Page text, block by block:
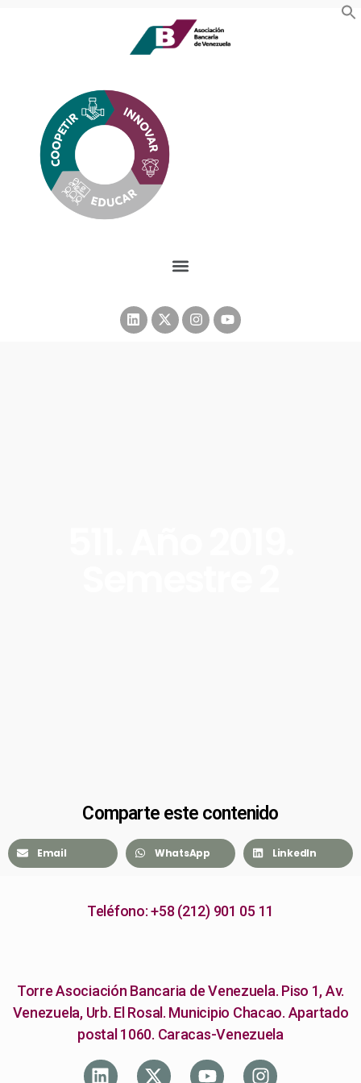
Comparte este contenido
Email WhatsApp LinkedIn
Teléfono: +58 (212) 901 05 11
Torre Asociación Bancaria de Venezuela. Piso 1, Av.
Venezuela, Urb. El Rosal. Municipio Chacao. Apartado
postal 1060. Caracas-Venezuela